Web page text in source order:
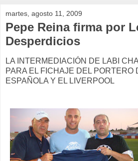
martes, agosto 11, 2009
Pepe Reina firma por
Desperdicios
LA INTERMEDIACIÓN DE LABI
PARA EL FICHAJE DEL PORTERO
ESPAÑOLA Y EL LIVERPOOL